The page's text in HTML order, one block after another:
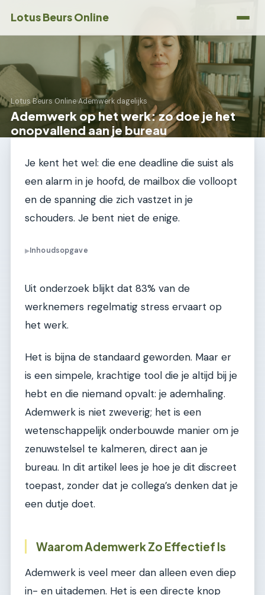
Lotus Beurs Online
Lotus Beurs Online›Ademwerk dagelijks
Ademwerk op het werk: zo doe je het
onopvallend aan je bureau
Je kent het wel: die ene deadline die suist als
een alarm in je hoofd, de mailbox die volloopt
en de spanning die zich vastzet in je
schouders. Je bent niet de enige.
▶Inhoudsopgave
Uit onderzoek blijkt dat 83% van de
werknemers regelmatig stress ervaart op
het werk.
Het is bijna de standaard geworden. Maar er
is een simpele, krachtige tool die je altijd bij je
hebt en die niemand opvalt: je ademhaling.
Ademwerk is niet zweverig; het is een
wetenschappelijk onderbouwde manier om je
zenuwstelsel te kalmeren, direct aan je
bureau. In dit artikel lees je hoe je dit discreet
toepast, zonder dat je collega’s denken dat je
een dutje doet.
Waarom Ademwerk Zo Effectief Is
Ademwerk is veel meer dan alleen even diep
in- en uitademen. Het is een directe knop